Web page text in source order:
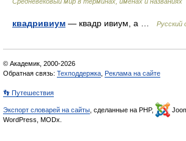
квадривиум — квадр ивиум, а … Русский
© Академик, 2000-2026
Обратная связь: Техподдержка Реклама на сайте
👣 Путешествия
Экспорт словарей на сайты , сделанные на PHP,
WordPress, MODx.